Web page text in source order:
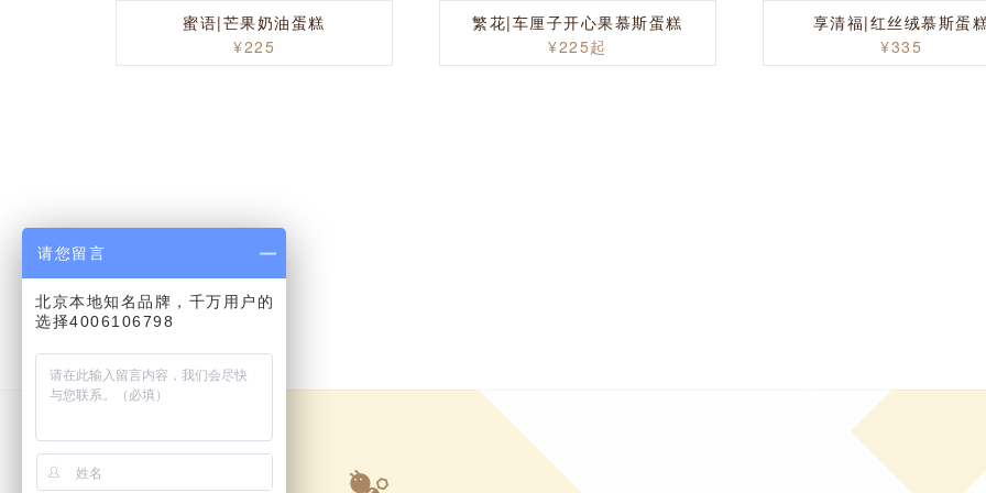
蜜语|芒果奶油蛋糕
¥225
繁花|车厘子开心果慕斯蛋糕
¥225起
享清福|红丝绒慕斯蛋
¥335
请您留言
北京本地知名品牌，千万用户的
选择4006106798